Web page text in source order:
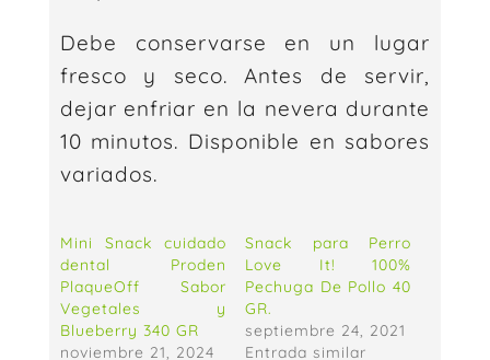
Debe conservarse en un lugar
fresco y seco. Antes de servir,
dejar enfriar en la nevera durante
10 minutos. Disponible en sabores
variados.
Mini Snack cuidado
dental Proden
PlaqueOff Sabor
Vegetales y
Blueberry 340 GR
noviembre 21, 2024
Snack para Perro
Love It! 100%
Pechuga De Pollo 40
GR.
septiembre 24, 2021
Entrada similar